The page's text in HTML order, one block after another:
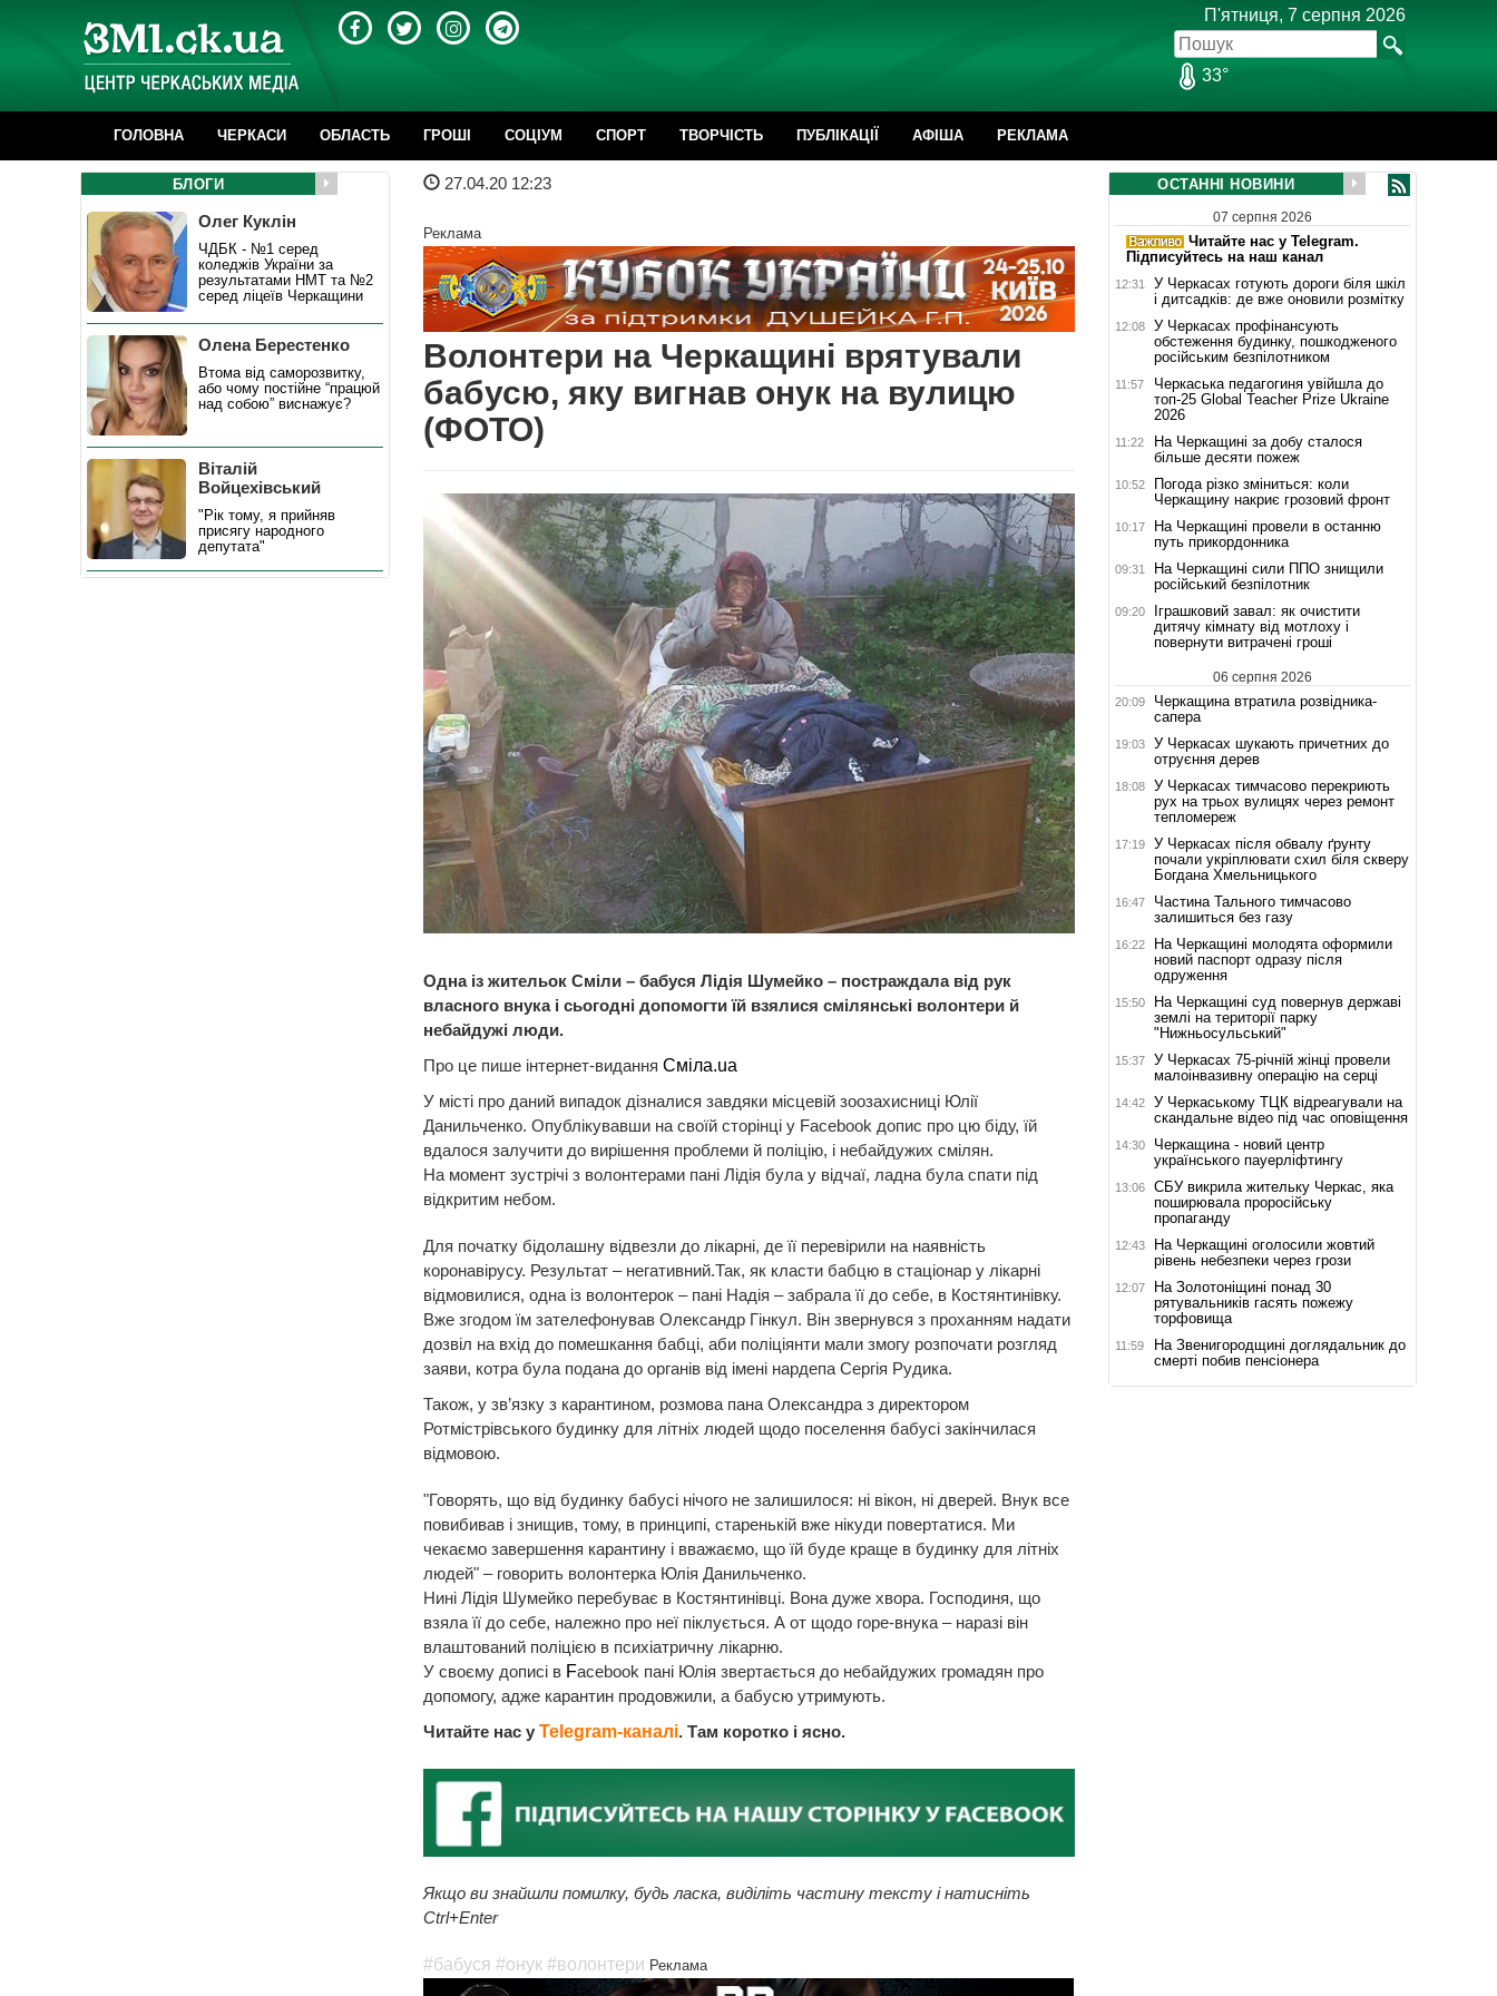
П'ятниця, 7 серпня 2026
33°
ГОЛОВНА ЧЕРКАСИ ОБЛАСТЬ ГРОШІ CОЦІУМ СПОРТ ТВОРЧІСТЬ ПУБЛІКАЦІЇ АФІША РЕКЛАМА
27.04.20 12:23
Реклама
Волонтери на Черкащині врятували
бабусю, яку вигнав онук на вулицю
(ФОТО)
Одна із жительок Сміли – бабуся Лідія Шумейко – постраждала від рук
власного внука і сьогодні допомогти їй взялися смілянські волонтери й
небайдужі люди.
Про це пише інтернет-видання Сміла.ua
У місті про даний випадок дізналися завдяки місцевій зоозахисниці Юлії
Данильченко. Опублікувавши на своїй сторінці у Facebook допис про цю біду, їй
вдалося залучити до вирішення проблеми й поліцію, і небайдужих смілян.
На момент зустрічі з волонтерами пані Лідія була у відчаї, ладна була спати під
відкритим небом.
Для початку бідолашну відвезли до лікарні, де її перевірили на наявність
коронавірусу. Результат – негативний.Так, як класти бабцю в стаціонар у лікарні
відмовилися, одна із волонтерок – пані Надія – забрала її до себе, в Костянтинівку.
Вже згодом їм зателефонував Олександр Гінкул. Він звернувся з проханням надати
дозвіл на вхід до помешкання бабці, аби поліціянти мали змогу розпочати розгляд
заяви, котра була подана до органів від імені нардепа Сергія Рудика.
Також, у зв’язку з карантином, розмова пана Олександра з директором
Ротмістрівського будинку для літніх людей щодо поселення бабусі закінчилася
відмовою.
"Говорять, що від будинку бабусі нічого не залишилося: ні вікон, ні дверей. Внук все
повибивав і знищив, тому, в принципі, старенькій вже нікуди повертатися. Ми
чекаємо завершення карантину і вважаємо, що їй буде краще в будинку для літніх
людей" – говорить волонтерка Юлія Данильченко.
Нині Лідія Шумейко перебуває в Костянтинівці. Вона дуже хвора. Господиня, що
взяла її до себе, належно про неї піклується. А от щодо горе-внука – наразі він
влаштований поліцією в психіатричну лікарню.
У своєму дописі в Facebook пані Юлія звертається до небайдужих громадян про
допомогу, адже карантин продовжили, а бабусю утримують.
Читайте нас у Telegram-каналі. Там коротко і ясно.
Якщо ви знайшли помилку, будь ласка, виділіть частину тексту і натисніть
Ctrl+Enter
#бабуся #онук #волонтери Реклама
БЛОГИ
Олег Куклін
ЧДБК - №1 серед
коледжів України за
результатами НМТ та №2
серед ліцеїв Черкащини
Олена Берестенко
Втома від саморозвитку,
або чому постійне “працюй
над собою” виснажує?
Віталій
Войцехівський
"Рік тому, я прийняв
присягу народного
депутата"
ОСТАННІ НОВИНИ
07 серпня 2026
Читайте нас у Telegram.
Підписуйтесь на наш канал
12:31
У Черкасах готують дороги біля шкіл
і дитсадків: де вже оновили розмітку
12:08
У Черкасах профінансують
обстеження будинку, пошкодженого
російським безпілотником
11:57
Черкаська педагогиня увійшла до
топ-25 Global Teacher Prize Ukraine
2026
11:22
На Черкащині за добу сталося
більше десяти пожеж
10:52
Погода різко зміниться: коли
Черкащину накриє грозовий фронт
10:17
На Черкащині провели в останню
путь прикордонника
09:31
На Черкащині сили ППО знищили
російський безпілотник
09:20
Іграшковий завал: як очистити
дитячу кімнату від мотлоху і
повернути витрачені гроші
06 серпня 2026
20:09
Черкащина втратила розвідника-
сапера
19:03
У Черкасах шукають причетних до
отруєння дерев
18:08
У Черкасах тимчасово перекриють
рух на трьох вулицях через ремонт
тепломереж
17:19
У Черкасах після обвалу ґрунту
почали укріплювати схил біля скверу
Богдана Хмельницького
16:47
Частина Тального тимчасово
залишиться без газу
16:22
На Черкащині молодята оформили
новий паспорт одразу після
одруження
15:50
На Черкащині суд повернув державі
землі на території парку
"Нижньосульський"
15:37
У Черкасах 75-річній жінці провели
малоінвазивну операцію на серці
14:42
У Черкаському ТЦК відреагували на
скандальне відео під час оповіщення
14:30
Черкащина - новий центр
українського пауерліфтингу
13:06
СБУ викрила жительку Черкас, яка
поширювала проросійську
пропаганду
12:43
На Черкащині оголосили жовтий
рівень небезпеки через грози
12:07
На Золотоніщині понад 30
рятувальників гасять пожежу
торфовища
11:59
На Звенигородщині доглядальник до
смерті побив пенсіонера